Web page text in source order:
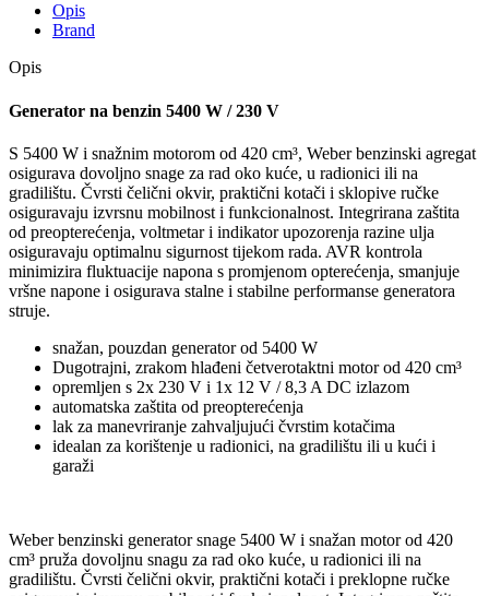
Opis
Brand
Opis
Generator na benzin 5400 W / 230 V
S 5400 W i snažnim motorom od 420 cm³, Weber benzinski agregat
osigurava dovoljno snage za rad oko kuće, u radionici ili na
gradilištu. Čvrsti čelični okvir, praktični kotači i sklopive ručke
osiguravaju izvrsnu mobilnost i funkcionalnost. Integrirana zaštita
od preopterećenja, voltmetar i indikator upozorenja razine ulja
osiguravaju optimalnu sigurnost tijekom rada. AVR kontrola
minimizira fluktuacije napona s promjenom opterećenja, smanjuje
vršne napone i osigurava stalne i stabilne performanse generatora
struje.
snažan, pouzdan generator od 5400 W
Dugotrajni, zrakom hlađeni četverotaktni motor od 420 cm³
opremljen s 2x 230 V i 1x 12 V / 8,3 A DC izlazom
automatska zaštita od preopterećenja
lak za manevriranje zahvaljujući čvrstim kotačima
idealan za korištenje u radionici, na gradilištu ili u kući i
garaži
Weber benzinski generator snage 5400 W i snažan motor od 420
cm³ pruža dovoljnu snagu za rad oko kuće, u radionici ili na
gradilištu. Čvrsti čelični okvir, praktični kotači i preklopne ručke